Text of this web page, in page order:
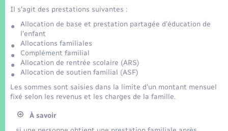
Il s'agit des prestations suivantes :
Allocation de base et prestation partagée d'éducation de
l'enfant
Allocations familiales
Complément familial
Allocation de rentrée scolaire (ARS)
Allocation de soutien familial (ASF)
Les sommes sont saisies dans la limite d'un montant mensuel
fixé selon les revenus et les charges de la famille.
À savoir